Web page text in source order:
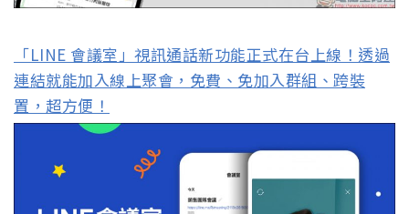
「LINE 會議室」視訊通話新功能正式在台上線！透過
連結就能加入線上聚會，免費、免加入群組、跨裝
置，超方便！